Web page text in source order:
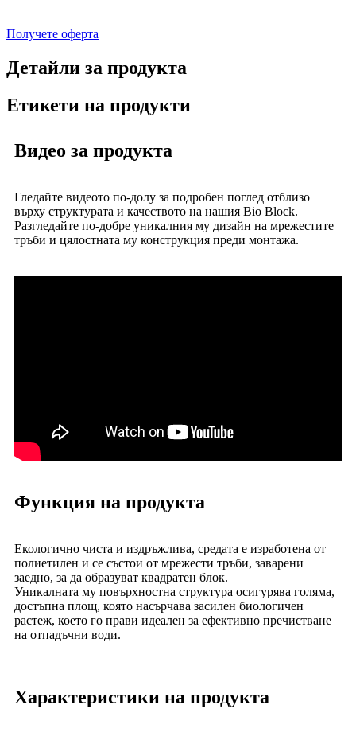
Получете оферта
Детайли за продукта
Етикети на продукти
Видео за продукта
Гледайте видеото по-долу за подробен поглед отблизо
върху структурата и качеството на нашия Bio Block.
Разгледайте по-добре уникалния му дизайн на мрежестите
тръби и цялостната му конструкция преди монтажа.
Функция на продукта
Екологично чиста и издръжлива, средата е изработена от
полиетилен и се състои от мрежести тръби, заварени
заедно, за да образуват квадратен блок.
Уникалната му повърхностна структура осигурява голяма,
достъпна площ, която насърчава засилен биологичен
растеж, което го прави идеален за ефективно пречистване
на отпадъчни води.
Характеристики на продукта